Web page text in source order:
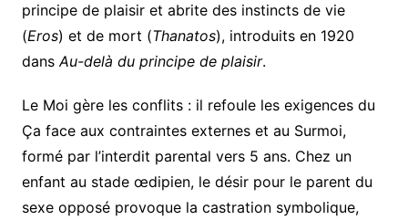
principe de plaisir et abrite des instincts de vie
(Eros) et de mort (Thanatos), introduits en 1920
dansAu-delà du principe de plaisir.
Le Moi gère les conflits : il refoule les exigences du
Ça face aux contraintes externes et au Surmoi,
formé par l’interdit parental vers 5 ans. Chez un
enfant au stade œdipien, le désir pour le parent du
sexe opposé provoque la castration symbolique,